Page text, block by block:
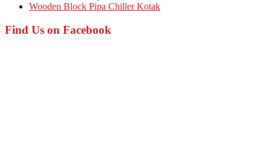
Wooden Block Pipa Chiller Kotak
Find Us on Facebook